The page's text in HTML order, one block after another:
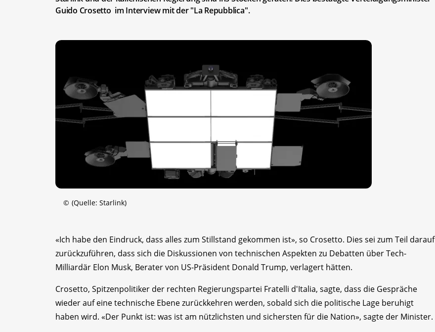
Guido Crosetto im Interview mit der "La Repubblica".
© (Quelle: Starlink)
«Ich habe den Eindruck, dass alles zum Stillstand gekommen ist», so Crosetto. Dies sei zum Teil darauf
zurückzuführen, dass sich die Diskussionen von technischen Aspekten zu Debatten über Tech-
Milliardär Elon Musk, Berater von US-Präsident Donald Trump, verlagert hätten.
Crosetto, Spitzenpolitiker der rechten Regierungspartei Fratelli d'Italia, sagte, dass die Gespräche
wieder auf eine technische Ebene zurückkehren werden, sobald sich die politische Lage beruhigt
haben wird. «Der Punkt ist: was ist am nützlichsten und sichersten für die Nation», sagte der Minister.